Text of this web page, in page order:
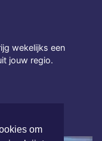
om
wekelijks een
jouw regio.